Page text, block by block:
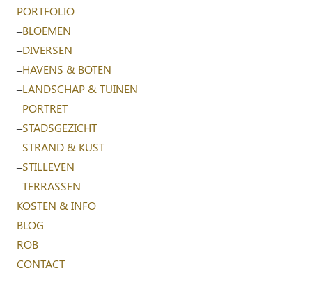
PORTFOLIO
–BLOEMEN
–DIVERSEN
–HAVENS & BOTEN
–LANDSCHAP & TUINEN
–PORTRET
–STADSGEZICHT
–STRAND & KUST
–STILLEVEN
–TERRASSEN
KOSTEN & INFO
BLOG
ROB
CONTACT